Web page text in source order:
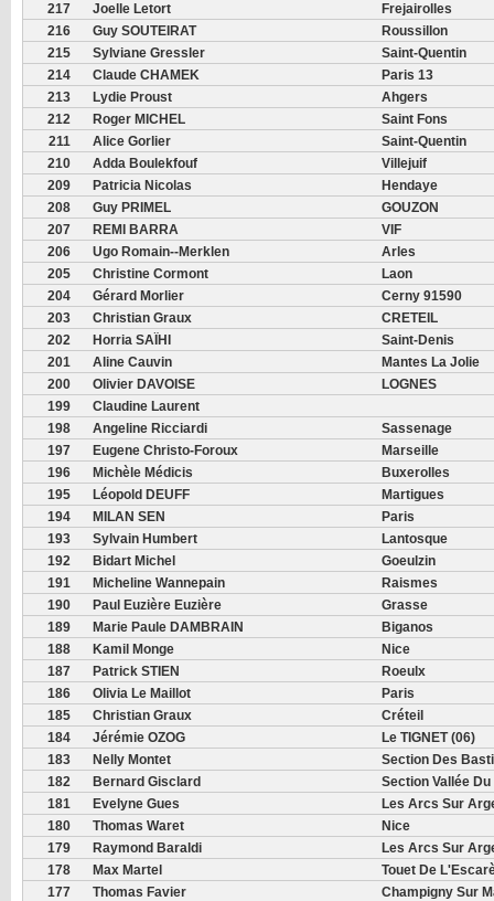
217
Joelle Letort
Frejairolles
216
Guy SOUTEIRAT
Roussillon
215
Sylviane Gressler
Saint-Quentin
214
Claude CHAMEK
Paris 13
213
Lydie Proust
Ahgers
212
Roger MICHEL
Saint Fons
211
Alice Gorlier
Saint-Quentin
210
Adda Boulekfouf
Villejuif
209
Patricia Nicolas
Hendaye
208
Guy PRIMEL
GOUZON
207
REMI BARRA
VIF
206
Ugo Romain--Merklen
Arles
205
Christine Cormont
Laon
204
Gérard Morlier
Cerny 91590
203
Christian Graux
CRETEIL
202
Horria SAÏHI
Saint-Denis
201
Aline Cauvin
Mantes La Jolie
200
Olivier DAVOISE
LOGNES
199
Claudine Laurent
198
Angeline Ricciardi
Sassenage
197
Eugene Christo-Foroux
Marseille
196
Michèle Médicis
Buxerolles
195
Léopold DEUFF
Martigues
194
MILAN SEN
Paris
193
Sylvain Humbert
Lantosque
192
Bidart Michel
Goeulzin
191
Micheline Wannepain
Raismes
190
Paul Euzière Euzière
Grasse
189
Marie Paule DAMBRAIN
Biganos
188
Kamil Monge
Nice
187
Patrick STIEN
Roeulx
186
Olivia Le Maillot
Paris
185
Christian Graux
Créteil
184
Jérémie OZOG
Le TIGNET (06)
183
Nelly Montet
Section Des
182
Bernard Gisclard
Section Vallée Du
181
Evelyne Gues
Les Arcs Sur
180
Thomas Waret
Nice
179
Raymond Baraldi
Les Arcs Sur
178
Max Martel
Touet De
177
Thomas Favier
Champigny Sur